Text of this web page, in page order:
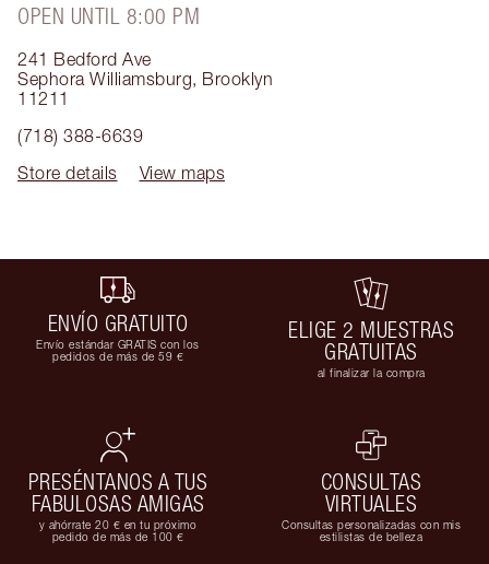
OPEN UNTIL 8:00 PM
241 Bedford Ave
Sephora Williamsburg, Brooklyn
11211
(718) 388-6639
Store details
View maps
ENVÍO GRATUITO
Envío estándar GRATIS con los
pedidos de más de 59 €
ELIGE 2 MUESTRAS
GRATUITAS
al finalizar la compra
PRESÉNTANOS A TUS
FABULOSAS AMIGAS
y ahórrate 20 € en tu próximo
pedido de más de 100 €
CONSULTAS
VIRTUALES
Consultas personalizadas con mis
estilistas de belleza